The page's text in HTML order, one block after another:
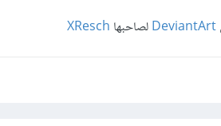
DeviantArtلصاحبها XResch